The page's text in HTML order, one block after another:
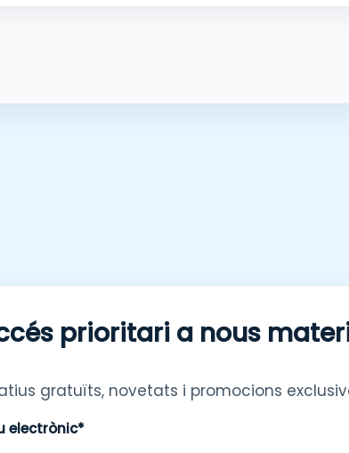
prioritari a nous
gratuïts, novetats i promocions
electrònic*